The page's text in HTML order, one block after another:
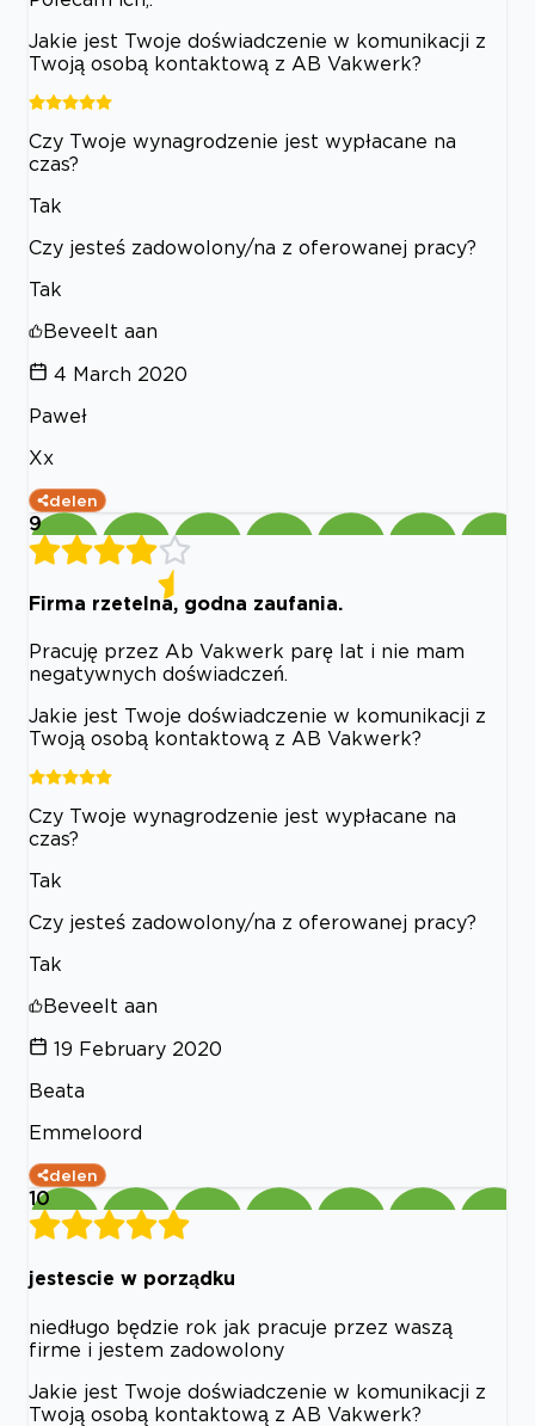
Jakie jest Twoje doświadczenie w komunikacji z
Twoją osobą kontaktową z AB Vakwerk?
Czy Twoje wynagrodzenie jest wypłacane na
czas?
Tak
Czy jesteś zadowolony/na z oferowanej pracy?
Tak
Beveelt aan
4 March 2020
Paweł
Xx
delen
9
Firma rzetelna, godna zaufania.
Pracuję przez Ab Vakwerk parę lat i nie mam
negatywnych doświadczeń.
Jakie jest Twoje doświadczenie w komunikacji z
Twoją osobą kontaktową z AB Vakwerk?
Czy Twoje wynagrodzenie jest wypłacane na
czas?
Tak
Czy jesteś zadowolony/na z oferowanej pracy?
Tak
Beveelt aan
19 February 2020
Beata
Emmeloord
delen
10
jestescie w porządku
niedługo będzie rok jak pracuje przez waszą
firme i jestem zadowolony
Jakie jest Twoje doświadczenie w komunikacji z
Twoją osobą kontaktową z AB Vakwerk?